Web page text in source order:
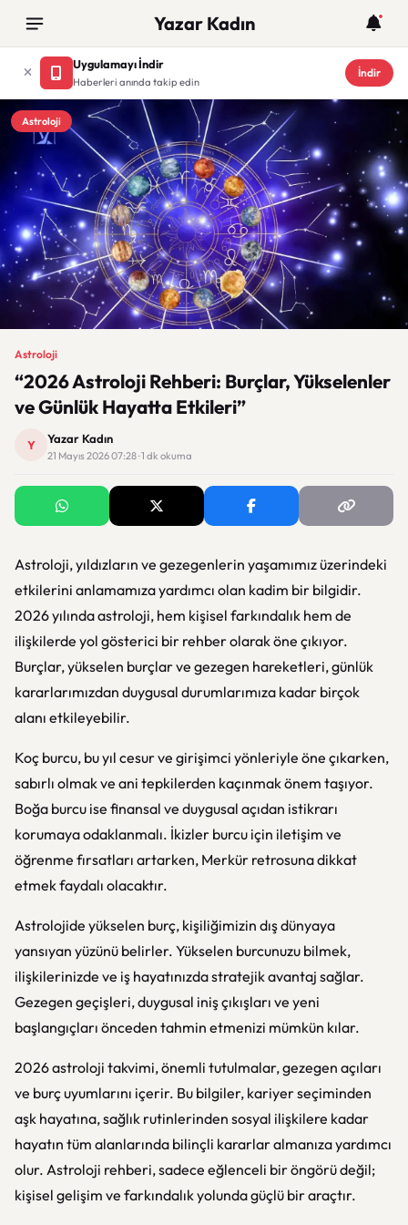
Yazar Kadın
Uygulamayı İndir
Haberleri anında takip edin
İndir
Astroloji
Astroloji
“2026 Astroloji Rehberi: Burçlar, Yükselenler
ve Günlük Hayatta Etkileri”
Y Yazar Kadın
21 Mayıs 2026 07:28 · 1 dk okuma
Astroloji, yıldızların ve gezegenlerin yaşamımız üzerindeki
etkilerini anlamamıza yardımcı olan kadim bir bilgidir.
2026 yılında astroloji, hem kişisel farkındalık hem de
ilişkilerde yol gösterici bir rehber olarak öne çıkıyor.
Burçlar, yükselen burçlar ve gezegen hareketleri, günlük
kararlarımızdan duygusal durumlarımıza kadar birçok
alanı etkileyebilir.
Koç burcu, bu yıl cesur ve girişimci yönleriyle öne çıkarken,
sabırlı olmak ve ani tepkilerden kaçınmak önem taşıyor.
Boğa burcu ise finansal ve duygusal açıdan istikrarı
korumaya odaklanmalı. İkizler burcu için iletişim ve
öğrenme fırsatları artarken, Merkür retrosuna dikkat
etmek faydalı olacaktır.
Astrolojide yükselen burç, kişiliğimizin dış dünyaya
yansıyan yüzünü belirler. Yükselen burcunuzu bilmek,
ilişkilerinizde ve iş hayatınızda stratejik avantaj sağlar.
Gezegen geçişleri, duygusal iniş çıkışları ve yeni
başlangıçları önceden tahmin etmenizi mümkün kılar.
2026 astroloji takvimi, önemli tutulmalar, gezegen açıları
ve burç uyumlarını içerir. Bu bilgiler, kariyer seçiminden
aşk hayatına, sağlık rutinlerinden sosyal ilişkilere kadar
hayatın tüm alanlarında bilinçli kararlar almanıza yardımcı
olur. Astroloji rehberi, sadece eğlenceli bir öngörü değil;
kişisel gelişim ve farkındalık yolunda güçlü bir araçtır.